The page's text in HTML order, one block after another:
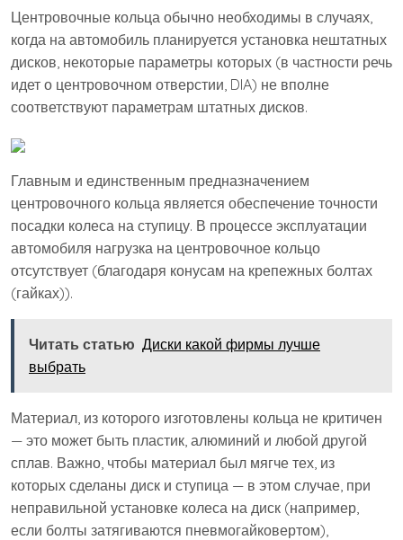
Центровочные кольца обычно необходимы в случаях,
когда на автомобиль планируется установка нештатных
дисков, некоторые параметры которых (в частности речь
идет о центровочном отверстии, DIA) не вполне
соответствуют параметрам штатных дисков.
Главным и единственным предназначением
центровочного кольца является обеспечение точности
посадки колеса на ступицу. В процессе эксплуатации
автомобиля нагрузка на центровочное кольцо
отсутствует (благодаря конусам на крепежных болтах
(гайках)).
Читать статью Диски какой фирмы лучше
выбрать
Материал, из которого изготовлены кольца не критичен
— это может быть пластик, алюминий и любой другой
сплав. Важно, чтобы материал был мягче тех, из
которых сделаны диск и ступица — в этом случае, при
неправильной установке колеса на диск (например,
если болты затягиваются пневмогайковертом),